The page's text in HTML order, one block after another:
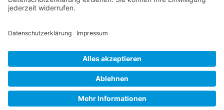
Traumkatzen e.V.
89231 Neu-Ulm